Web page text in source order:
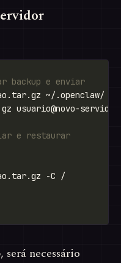
backup e enviar
e restaurar
necessário